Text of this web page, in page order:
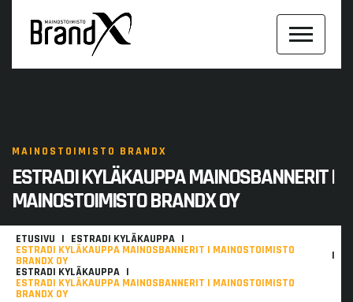
MAINOSTOIMISTO BRANDX
ESTRADI KYLÄKAUPPA MAINOSBANNERIT |
MAINOSTOIMISTO BRANDX OY
ETUSIVU ESTRADI KYLÄKAUPPA
ESTRADI KYLÄKAUPPA MAINOSBANNERIT | MAINOSTOIMISTO
BRANDX OY
ESTRADI KYLÄKAUPPA
ESTRADI KYLÄKAUPPA MAINOSBANNERIT | MAINOSTOIMISTO
BRANDX OY